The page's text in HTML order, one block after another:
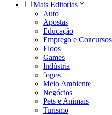
Mais Editorias
Auto
Apostas
Educação
Emprego e Concursos
Eloos
Games
Indústria
Jogos
Meio Ambiente
Negócios
Pets e Animais
Turismo